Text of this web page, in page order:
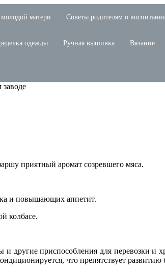
матери Советы родителям о
одежды Ручная вышивка Вязание
приятный аромат созревшего мяса.
и повышающих аппетит.
колбасе.
другие приспособления для перевозки и
что препятствует развитию